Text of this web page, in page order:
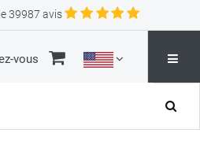
39987 avis
vous